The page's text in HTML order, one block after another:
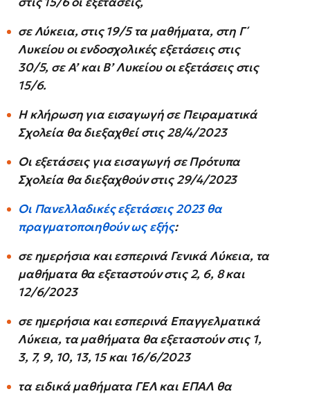
σε Λύκεια, στις 19/5 τα μαθήματα, στη Γ΄
Λυκείου οι ενδοσχολικές εξετάσεις στις
30/5, σε Α’ και Β’ Λυκείου οι εξετάσεις στις
15/6.
Η κλήρωση για εισαγωγή σε Πειραματικά
Σχολεία θα διεξαχθεί στις 28/4/2023
Οι εξετάσεις για εισαγωγή σε Πρότυπα
Σχολεία θα διεξαχθούν στις 29/4/2023
Οι Πανελλαδικές εξετάσεις 2023 θα
πραγματοποιηθούν ως εξής:
σε ημερήσια και εσπερινά Γενικά Λύκεια, τα
μαθήματα θα εξεταστούν στις 2, 6, 8 και
12/6/2023
σε ημερήσια και εσπερινά Επαγγελματικά
Λύκεια, τα μαθήματα θα εξεταστούν στις 1,
3, 7, 9, 10, 13, 15 και 16/6/2023
τα ειδικά μαθήματα ΓΕΛ και ΕΠΑΛ θα